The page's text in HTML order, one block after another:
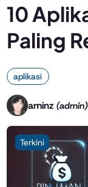
10
Paling
aplikasi
aminz (admin)
Terkini